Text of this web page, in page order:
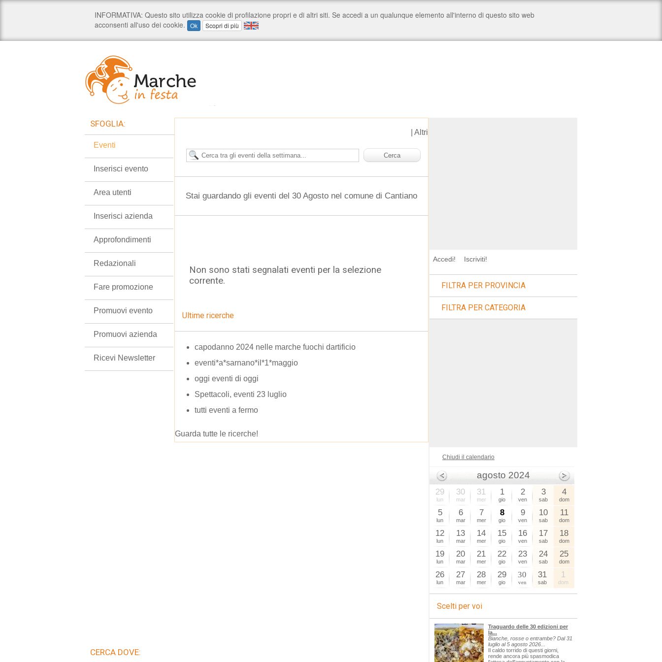
Altri
Stai guardando gli eventi del 30 Agosto nel comune di Cantiano
Non sono stati segnalati eventi per la selezione
corrente.
Ultime ricerche
capodanno 2024 nelle marche fuochi dartificio
eventi*a*sarnano*il*1*maggio
oggi eventi di oggi
Spettacoli, eventi 23 luglio
tutti eventi a fermo
Guarda tutte le ricerche!
SFOGLIA:
Eventi
Inserisci evento
Area utenti
Inserisci azienda
Approfondimenti
Redazionali
Fare promozione
Promuovi evento
Promuovi azienda
Ricevi Newsletter
CERCA DOVE:
Accedi! Iscriviti!
FILTRA PER PROVINCIA
FILTRA PER CATEGORIA
Chiudi il calendario
agosto 2024
29
lun
30
mar
31
mer
1
gio
2
ven
3
sab
4
dom
5
lun
6
mar
7
mer
8
gio
9
ven
10
sab
11
dom
12
lun
13
mar
14
mer
15
gio
16
ven
17
sab
18
dom
19
lun
20
mar
21
mer
22
gio
23
ven
24
sab
25
dom
26
lun
27
mar
28
mer
29
gio
30
ven
31
sab
1
dom
Scelti per voi
Traguardo delle 30 edizioni per
la...
Bianche, rosse o entrambe? Dal 31
luglio al 5 agosto 2026...
Il caldo torrido di questi giorni,
rende ancora più spasmodica